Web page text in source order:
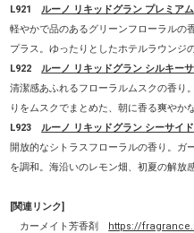
L921 ルーノ リキッドグラン プレミア
軽やかで品のあるグリーンフローラルの
プラス。ゆったりとしたホテルラウンジ
L922 ルーノ リキッドグラン シルキー
清潔感あふれるフローラルムスクの香り
りをムスクでまとめた、朝に香る爽やか
L923 ルーノ リキッドグラン シーサイ
開放的なシトラスフローラルの香り。ガ
を調和。海沿いのレモン畑、初夏の解放
[関連リンク]
カーメイト芳香剤 https://